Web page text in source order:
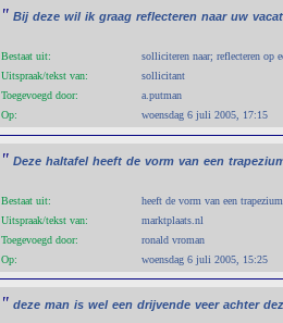
" Bij deze wil ik graag reflecteren naar uw
Bestaat uit:
solliciteren naar; reflecteren op
Uitspraak/tekst van:
sollicitant
Toegevoegd door:
a.putman
Op:
woensdag 6 juli 2005, 17:15
" Deze haltafel heeft de vorm van een
Bestaat uit:
heeft de vorm van een
Uitspraak/tekst van:
marktplaats.nl
Toegevoegd door:
ronald vroman
Op:
woensdag 6 juli 2005, 15:25
" deze man is wel een drijvende veer achter